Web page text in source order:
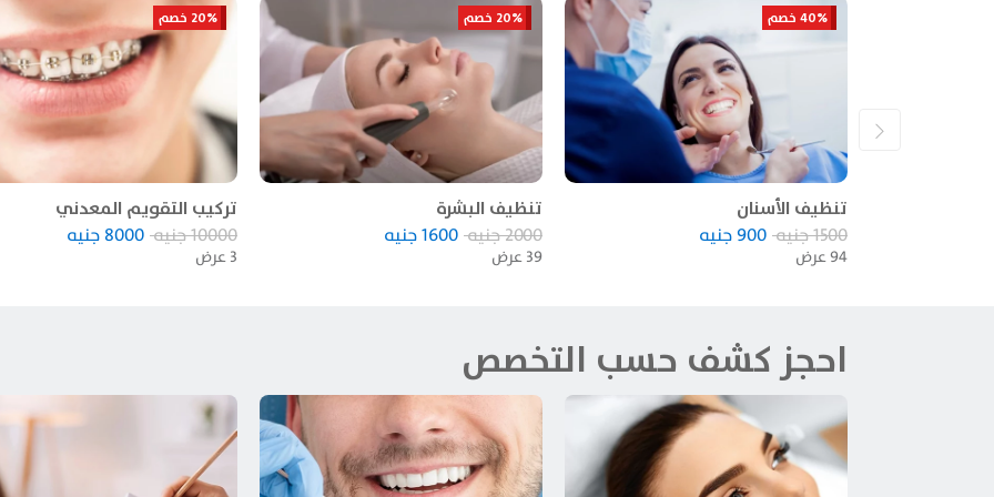
40% خصم
تنظيف الأسنان
1500جنيه 900جنيه
94 عرض
20% خصم
تنظيف البشرة
2000جنيه 1600جنيه
39 عرض
20% خصم
تركيب التقويم المعدني
10000جنيه 8000 جنيه
3 عرض
احجز كشف حسب التخصص